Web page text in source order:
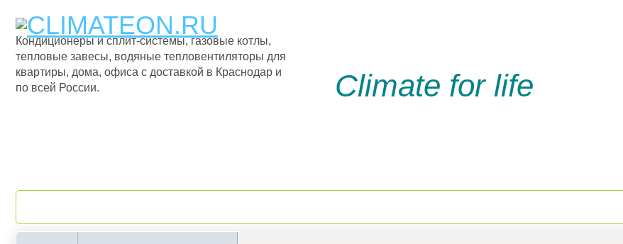
Кондиционеры и сплит-системы, газовые котлы,
тепловые завесы, водяные тепловентиляторы для
квартиры, дома, офиса с доставкой в Краснодар и
по всей России.
Climate for life